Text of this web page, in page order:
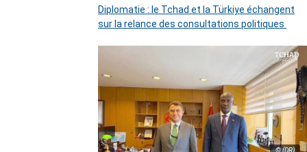
Diplomatie : le Tchad et la Türkiye échangent
sur la relance des consultations politiques
© (DR)